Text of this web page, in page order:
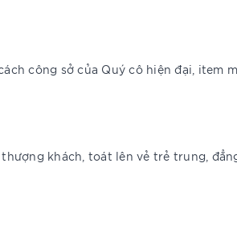
công sở của Quý cô hiện đại, item
khách, toát lên vẻ trẻ trung,